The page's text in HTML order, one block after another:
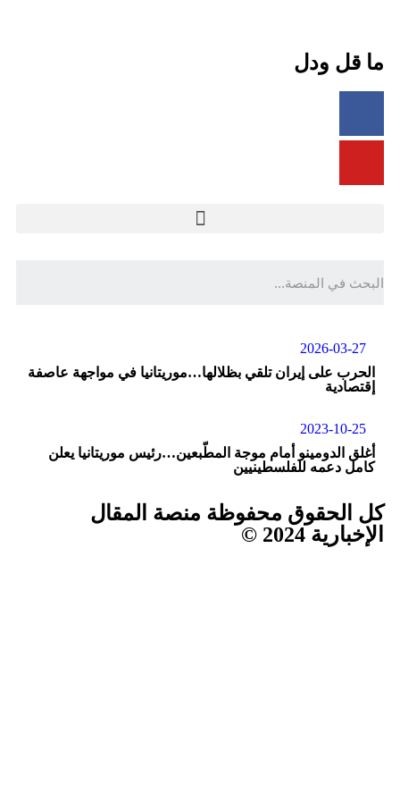
ما قل ودل
2026-03-27
الحرب على إيران تلقي بظلالها…موريتانيا في مواجهة عاصفة
إقتصادية
2023-10-25
أغلق الدومينو أمام موجة المطّبعين…رئيس موريتانيا يعلن
كامل دعمه للفلسطينيين
كل الحقوق محفوظة منصة المقال
الإخبارية 2024 ©